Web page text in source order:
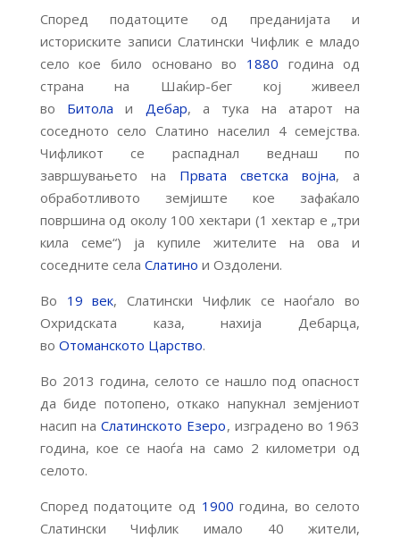
Според податоците од преданијата и
историските записи Слатински Чифлик е младо
село кое било основано во 1880 година од
страна на Шаќир-бег кој живеел
во Битола и Дебар, а тука на атарот на
соседното село Слатино населил 4 семејства.
Чифликот се распаднал веднаш по
завршувањето на Првата светска војна, а
обработливото земјиште кое зафаќало
површина од околу 100 хектари (1 хектар е „три
кила семе“) ја купиле жителите на ова и
соседните села Слатино и Оздолени.
Во 19 век, Слатински Чифлик се наоѓало во
Охридската каза, нахија Дебарца,
во Отоманското Царство.
Во 2013 година, селото се нашло под опасност
да биде потопено, откако напукнал земјениот
насип наСлатинското Езеро, изградено во 1963
година, кое се наоѓа на само 2 километри од
селото.
Според податоците од 1900 година, во селото
Слатински Чифлик имало 40 жители,